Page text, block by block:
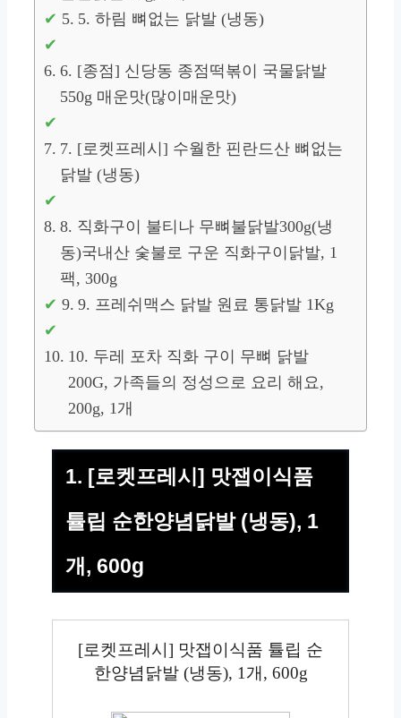
5. 하림 뼈없는 닭발 (냉동)
6. [종점] 신당동 종점떡볶이 국물닭발
550g 매운맛(많이매운맛)
7. [로켓프레시] 수월한 핀란드산 뼈없는
닭발 (냉동)
8. 직화구이 불티나 무뼈불닭발300g(냉
동)국내산 숯불로 구운 직화구이닭발, 1
팩, 300g
9. 프레쉬맥스 닭발 원료 통닭발 1Kg
10. 두레 포차 직화 구이 무뼈 닭발
200G, 가족들의 정성으로 요리 해요,
200g, 1개
1. [로켓프레시] 맛잽이식품
튤립 순한양념닭발 (냉동), 1
개, 600g
[로켓프레시] 맛잽이식품 튤립 순
한양념닭발 (냉동), 1개, 600g